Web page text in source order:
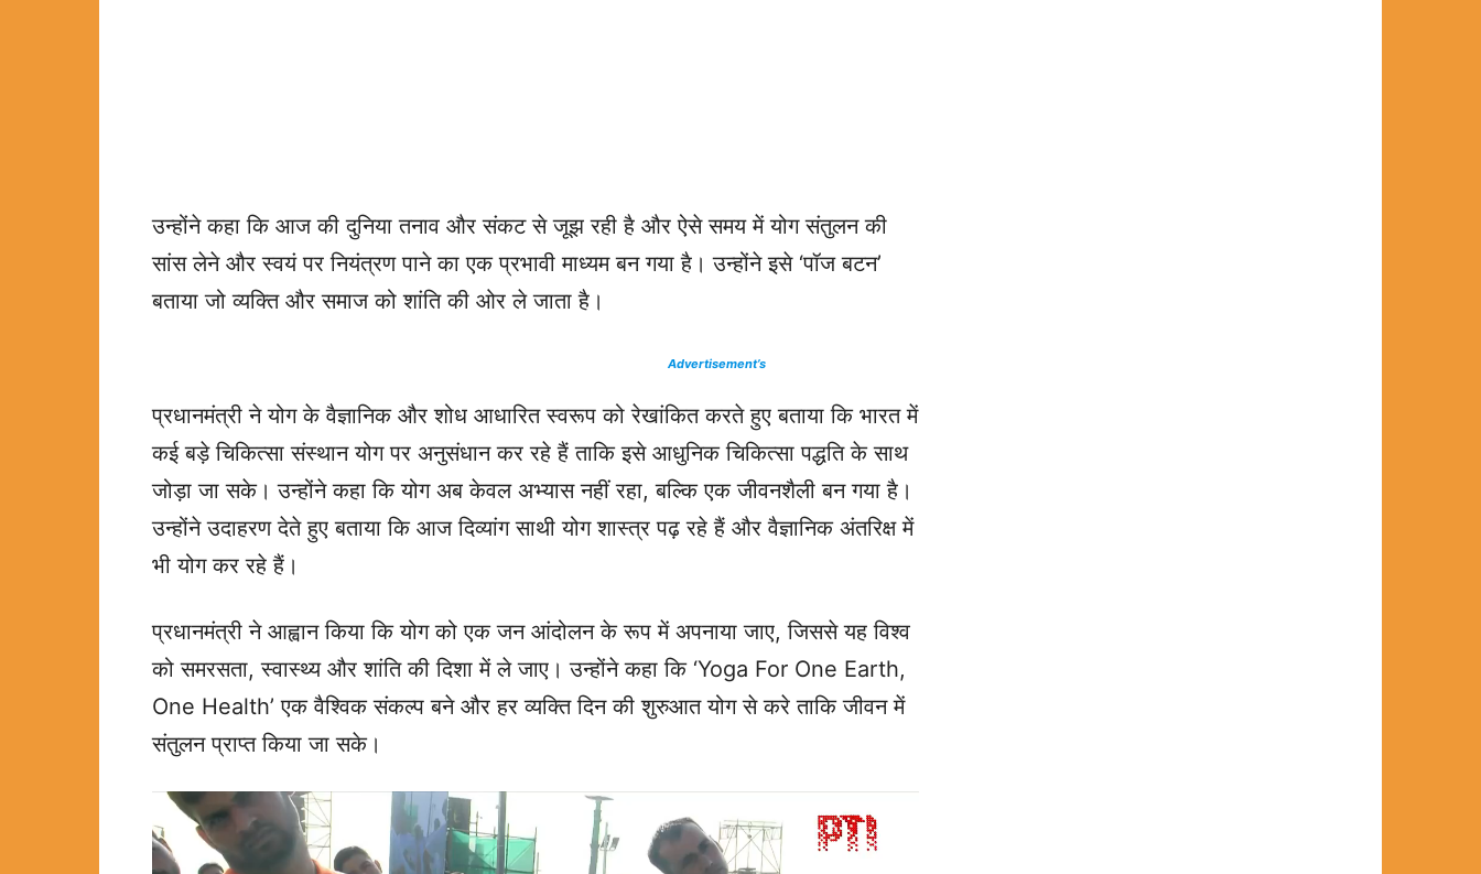
उन्होंने कहा कि आज की दुनिया तनाव और संकट से जूझ रही है और ऐसे समय में योग संतुलन की
सांस लेने और स्वयं पर नियंत्रण पाने का एक प्रभावी माध्यम बन गया है। उन्होंने इसे ‘पॉज बटन’
बताया जो व्यक्ति और समाज को शांति की ओर ले जाता है।
Advertisement’s
प्रधानमंत्री ने योग के वैज्ञानिक और शोध आधारित स्वरूप को रेखांकित करते हुए बताया कि भारत में
कई बड़े चिकित्सा संस्थान योग पर अनुसंधान कर रहे हैं ताकि इसे आधुनिक चिकित्सा पद्धति के साथ
जोड़ा जा सके। उन्होंने कहा कि योग अब केवल अभ्यास नहीं रहा, बल्कि एक जीवनशैली बन गया है।
उन्होंने उदाहरण देते हुए बताया कि आज दिव्यांग साथी योग शास्त्र पढ़ रहे हैं और वैज्ञानिक अंतरिक्ष में
भी योग कर रहे हैं।
प्रधानमंत्री ने आह्वान किया कि योग को एक जन आंदोलन के रूप में अपनाया जाए, जिससे यह विश्व
को समरसता, स्वास्थ्य और शांति की दिशा में ले जाए। उन्होंने कहा कि ‘Yoga For One Earth,
One Health’ एक वैश्विक संकल्प बने और हर व्यक्ति दिन की शुरुआत योग से करे ताकि जीवन में
संतुलन प्राप्त किया जा सके।